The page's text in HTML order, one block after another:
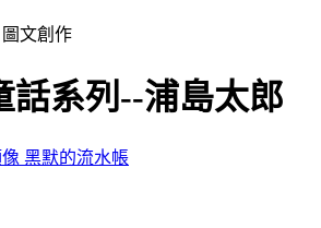
圖文創作
話系列--浦島太郎
黑默的流水帳